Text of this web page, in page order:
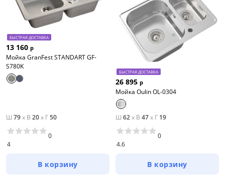
БЫСТРАЯ ДОСТАВКА
13 160 р
Мойка GranFest STANDART GF-
S780K
Ш 79x В 20x Г50
4
0
В корзину
БЫСТРАЯ ДОСТАВКА
26 895 р
Мойка Oulin OL-0304
Ш 62x В 47x Г 19
4.6
0
В корзину